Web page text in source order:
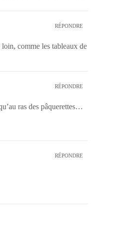
RÉPONDRE
comme les tableaux de
RÉPONDRE
ras des pâquerettes…
RÉPONDRE